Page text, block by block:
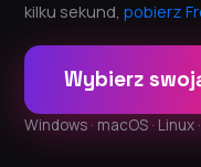
kilku sekund, pobierz
Wybierz
Windows · macOS · Linux